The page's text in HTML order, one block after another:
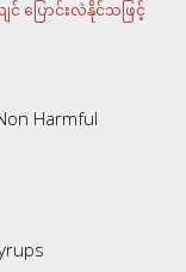
ပြောင်းလဲနိုင်သဖြင့်
Harmful